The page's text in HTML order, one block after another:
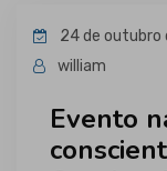
CURSOS
ESPAÇO DO
24 de outubro
william
Evento